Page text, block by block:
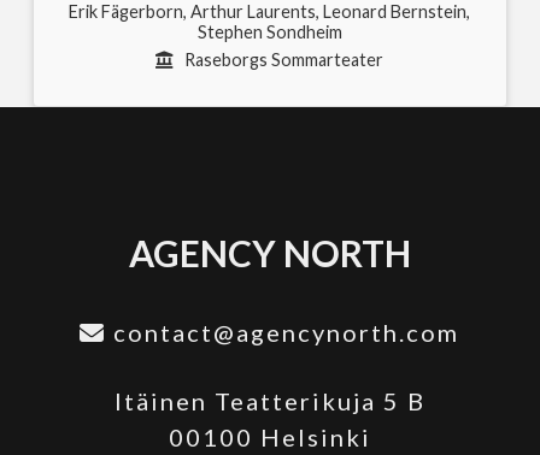
Erik Fägerborn, Arthur Laurents, Leonard Bernstein,
Stephen Sondheim
Raseborgs Sommarteater
AGENCY NORTH
contact@agencynorth.com
Itäinen Teatterikuja 5 B
00100 Helsinki